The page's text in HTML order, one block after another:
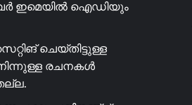
ഇമെയിൽ ഐഡിയും
ചെയ്തിട്ടുള്ള
രചനകൾ